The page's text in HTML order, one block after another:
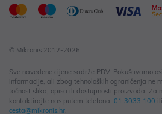
© Mikronis 2012-2026
Sve navedene cijene sadrže PDV. Pokušavamo
informacije, ali zbog tehnoloških ograničenja ne
točnost slika, opisa ili dostupnosti proizvoda. Za
kontaktirajte nas putem telefona: 01 3033 100
cesta@mikronis.hr.